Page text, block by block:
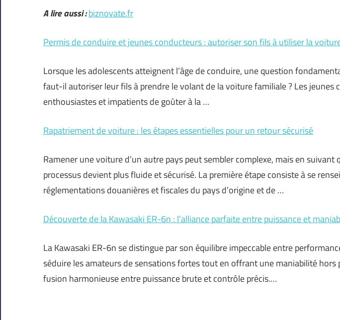
A lire aussi :biznovate.fr
Permis de conduire et jeunes conducteurs : autoriser son fils à utiliser la
Lorsque les adolescents atteignent l’âge de conduire, une question
faut-il autoriser leur fils à prendre le volant de la voiture familiale ? Les jeunes
enthousiastes et impatients de goûter à la …
Rapatriement de voiture : les étapes essentielles pour un retour sécurisé
Ramener une voiture d’un autre pays peut sembler complexe, mais en suivant
processus devient plus fluide et sécurisé. La première étape consiste à se
réglementations douanières et fiscales du pays d’origine et de …
Découverte de la Kawasaki ER-6n : l’alliance parfaite entre puissance et
La Kawasaki ER-6n se distingue par son équilibre impeccable entre
séduire les amateurs de sensations fortes tout en offrant une maniabilité hors
fusion harmonieuse entre puissance brute et contrôle précis.…